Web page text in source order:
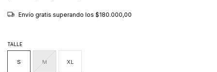
Envío gratis superando los $180.000,00
TALLE
S M XL